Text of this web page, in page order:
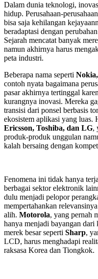
Dalam dunia teknologi,
hidup. Perusahaan-
bisa saja kehilangan
beradaptasi dengan
Sejarah mencatat banyak
namun akhirnya harus
peta industri.
Beberapa nama seperti
contoh nyata bagaimana
pasar akhirnya tertinggal
kurangnya inovasi. Mereka
transisi dari ponsel berbasis
ekosistem aplikasi yang luas.
Ericsson, Toshiba, dan LG,
produk-produk unggulan
kalah bersaing dengan
Fenomena ini tidak hanya
berbagai sektor elektronik
dulu menjadi pelopor
mempertahankan
alih. Motorola, yang pernah
hanya menjadi bayangan
merek besar seperti Sharp,
LCD, harus menghadapi
raksasa Korea dan Tiongkok.